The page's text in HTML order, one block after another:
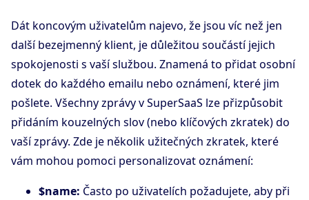
Dát koncovým uživatelům najevo, že jsou víc než jen
další bezejmenný klient, je důležitou součástí jejich
spokojenosti s vaší službou. Znamená to přidat osobní
dotek do každého emailu nebo oznámení, které jim
pošlete. Všechny zprávy v SuperSaaS lze přizpůsobit
přidáním kouzelných slov (nebo klíčových zkratek) do
vaší zprávy. Zde je několik užitečných zkratek, které
vám mohou pomoci personalizovat oznámení:
$name: Často po uživatelích požadujete, aby při